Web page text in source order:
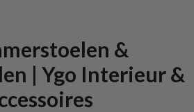
&
| Ygo Interieur &